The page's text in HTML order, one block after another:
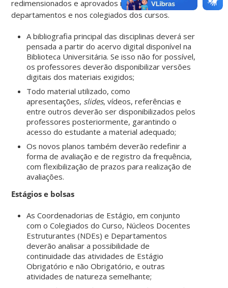
redimensionados e aprovados novamente nos
departamentos e nos colegiados dos cursos.
A bibliografia principal das disciplinas deverá ser
pensada a partir do acervo digital disponível na
Biblioteca Universitária. Se isso não for possível,
os professores deverão disponibilizar versões
digitais dos materiais exigidos;
Todo material utilizado, como
apresentações, slides, vídeos, referências e
entre outros deverão ser disponibilizados pelos
professores posteriormente, garantindo o
acesso do estudante a material adequado;
Os novos planos também deverão redefinir a
forma de avaliação e de registro da frequência,
com flexibilização de prazos para realização de
avaliações.
Estágios e bolsas
As Coordenadorias de Estágio, em conjunto
com o Colegiados do Curso, Núcleos Docentes
Estruturantes (NDEs) e Departamentos
deverão analisar a possibilidade de
continuidade das atividades de Estágio
Obrigatório e não Obrigatório, e outras
atividades de natureza semelhante;